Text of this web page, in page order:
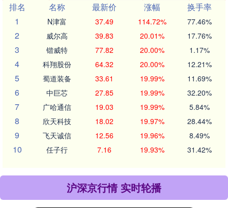
排名
名称 最新价 涨幅
换手率
1
N津富 37.49 114.72% 77.46%
2 威尔高 39.83 20.01% 17.76%
3 锴威特 77.82 20.00% 1.17%
4 科翔股份 64.32 20.00% 12.21%
5 蜀道装备 33.61 19.99% 11.69%
6 中巨芯 27.85 19.99% 32.20%
7 广哈通信 19.03 19.99% 5.84%
8 欣天科技 18.02 19.97% 28.44%
9 飞天诚信 12.56 19.96% 8.49%
10 任子行 7.16 19.93% 31.42%
沪深京行情 实时轮播